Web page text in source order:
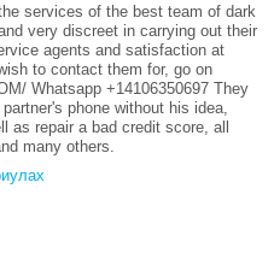
services of the best team of dark
very discreet in carrying out their
agents and satisfaction at
to contact them for, go on
Whatsapp +14106350697 They
phone without his idea,
as repair a bad credit score, all
many others.